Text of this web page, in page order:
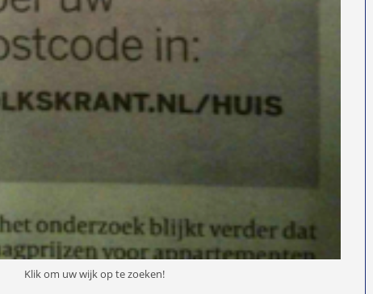
Klik om uw wijk op te zoeken!